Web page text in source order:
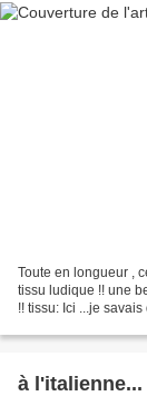
Toute en longueur ,
tissu ludique !! une
!! tissu: Ici ...je
à l'italienne...